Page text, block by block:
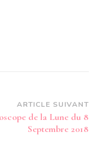
ARTICLE SUIVANT
de la Lune du 8
Septembre 2018